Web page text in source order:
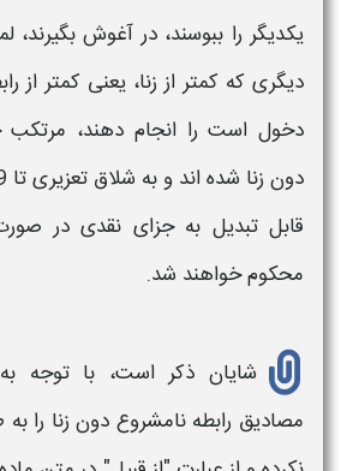
یکدیگر را ببوسند، در آغوش
دیگری که کمتر از زنا، یعنی کمتر از
دخول است را انجام دهند، مرتکب
قابل تبدیل به جزای نقدی در
محکوم خواهند شد.
شایان ذکر است، با توجه به
مصادیق رابطه نامشروع دون زنا را